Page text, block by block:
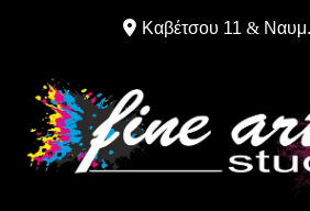
Καβέτσου 11 &